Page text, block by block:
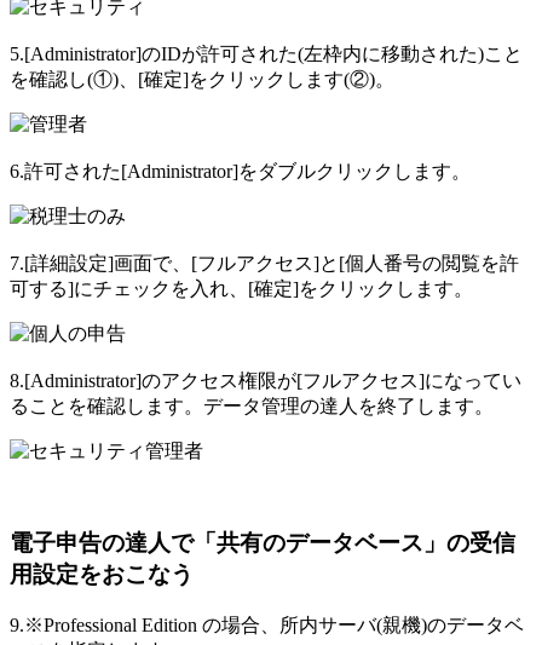
5.[Administrator]のIDが許可された(左枠内に移動された)こと
を確認し(①)、[確定]をクリックします(②)。
6.許可された[Administrator]をダブルクリックします。
7.[詳細設定]画面で、[フルアクセス]と[個人番号の閲覧を許
可する]にチェックを入れ、[確定]をクリックします。
8.[Administrator]のアクセス権限が[フルアクセス]になってい
ることを確認します。データ管理の達人を終了します。
電子申告の達人で「共有のデータベース」の受信
用設定をおこなう
9.※Professional Edition の場合、所内サーバ(親機)のデータベ